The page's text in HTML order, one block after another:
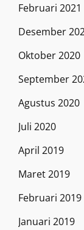
Februari 2021
Desember
Oktober 2020
September
Agustus 2020
Juli 2020
April 2019
Maret 2019
Februari 2019
Januari 2019